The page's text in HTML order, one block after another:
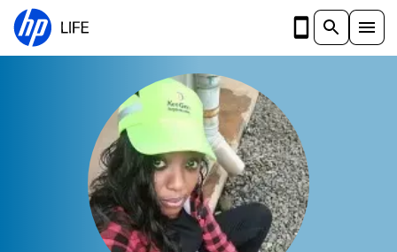
Ir para o conteúdo principal